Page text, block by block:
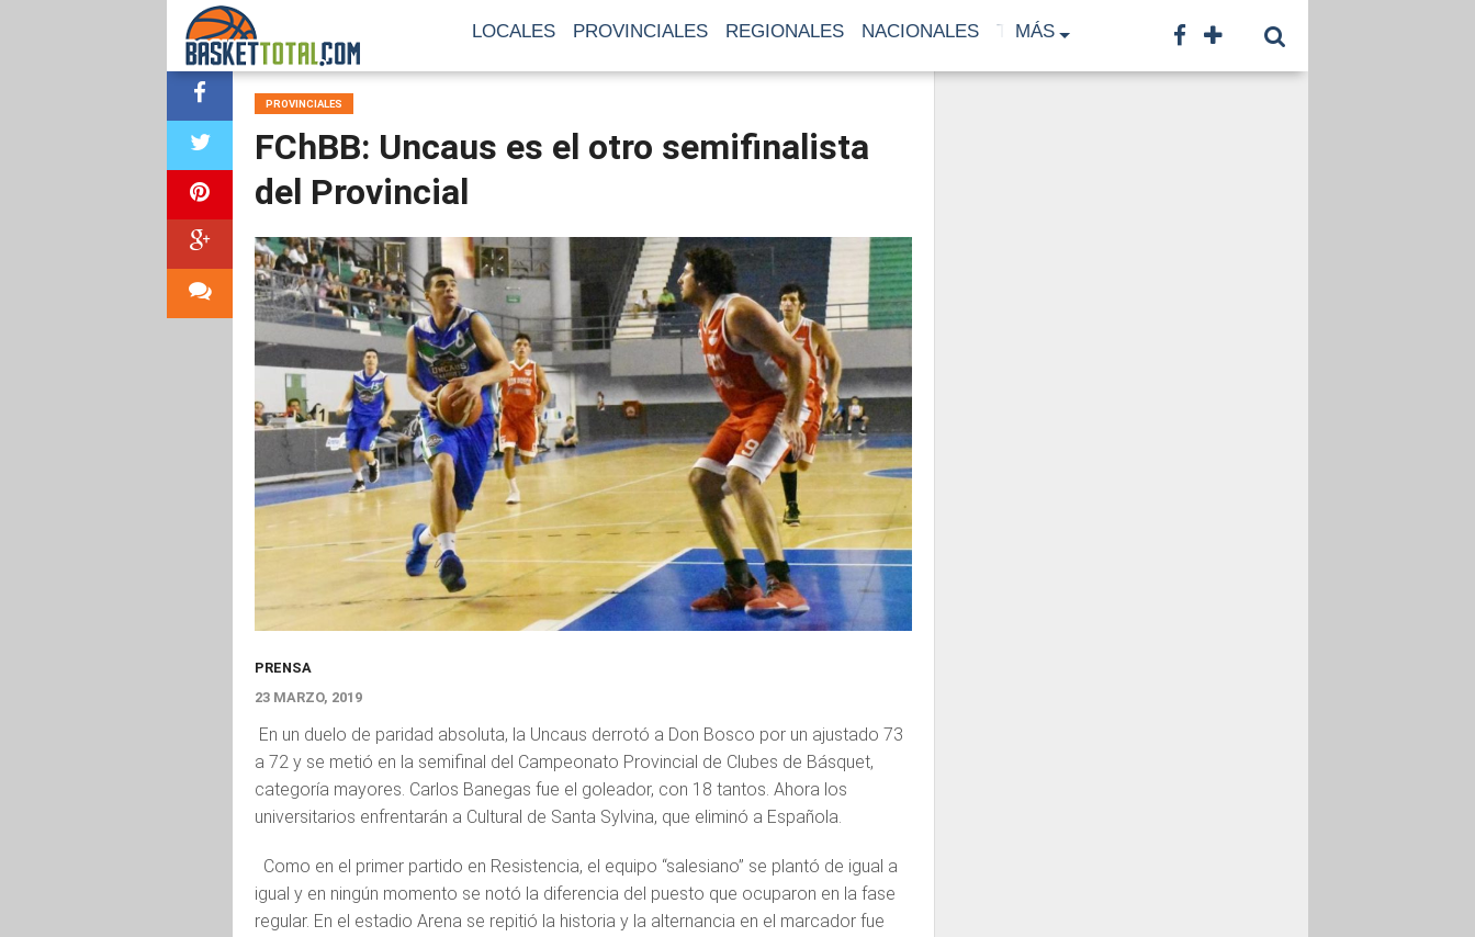
LOCALES PROVINCIALES REGIONALES NACIONALES TF TNA CONTACTO
MÁS
PROVINCIALES
FChBB: Uncaus es el otro semifinalista
del Provincial
PRENSA
23 MARZO, 2019
En un duelo de paridad absoluta, la Uncaus derrotó a Don Bosco por un ajustado 73
a 72 y se metió en la semifinal del Campeonato Provincial de Clubes de Básquet,
categoría mayores. Carlos Banegas fue el goleador, con 18 tantos. Ahora los
universitarios enfrentarán a Cultural de Santa Sylvina, que eliminó a Española.
Como en el primer partido en Resistencia, el equipo “salesiano” se plantó de igual a
igual y en ningún momento se notó la diferencia del puesto que ocuparon en la fase
regular. En el estadio Arena se repitió la historia y la alternancia en el marcador fue